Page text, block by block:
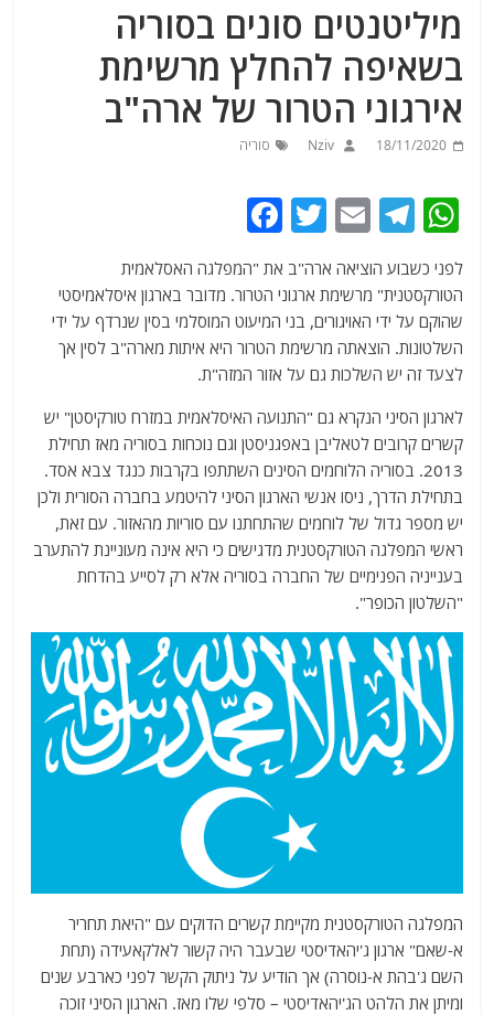
מיליטנטים סונים בסוריה
בשאיפה להחלץ מרשימת
אירגוני הטרור של ארה"ב
18/11/2020
Nziv סוריה
W
at
s
A
p
p
T
e
g
ra
m
E
ai
l
T
itt
er
c
e
b
o
o
k
לפני כשבוע הוציאה ארה"ב את "המפלגה האסלאמית
הטורקסטנית" מרשימת ארגוני הטרור. מדובר בארגון איסלאמיסטי
שהוקם על ידי האויגורים, בני המיעוט המוסלמי בסין שנרדף על ידי
השלטונות. הוצאתה מרשימת הטרור היא איתות מארה"ב לסין אך
לצעד זה יש השלכות גם על אזור המזה"ת.
לארגון הסיני הנקרא גם "התנועה האיסלאמית במזרח טורקיסטן" יש
קשרים קרובים לטאליבן באפגניסטן וגם נוכחות בסוריה מאז תחילת
2013. בסוריה הלוחמים הסינים השתתפו בקרבות כנגד צבא אסד.
בתחילת הדרך, ניסו אנשי הארגון הסיני להיטמע בחברה הסורית ולכן
יש מספר גדול של לוחמים שהתחתנו עם סוריות מהאזור. עם זאת,
ראשי המפלגה הטורקסטנית מדגישים כי היא אינה מעוניינת להתערב
בענייניה הפנימיים של החברה בסוריה אלא רק לסייע בהדחת
"השלטון הכופר".
המפלגה הטורקסטנית מקיימת קשרים הדוקים עם "היאת תחריר
א-שאם" ארגון ג'יהאדיסטי שבעבר היה קשור לאלקאעידה (תחת
השם ג'בהת א-נוסרה) אך הודיע על ניתוק הקשר לפני כארבע שנים
ומיתן את הלהט הג'יהאדיסטי – סלפי שלו מאז. הארגון הסיני זוכה